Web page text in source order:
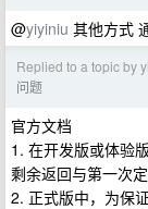
@yiyiniu 其他方式
Replied to a topic by
问题
官方文档
1. 在开发版或体验
剩余返回与第一次
2. 正式版中，为保